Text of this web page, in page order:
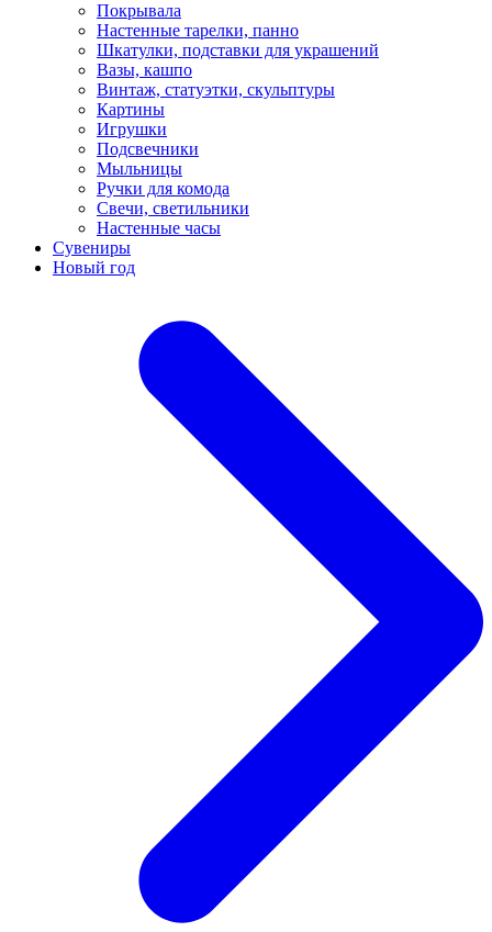
Покрывала
Настенные тарелки, панно
Шкатулки, подставки для украшений
Вазы, кашпо
Винтаж, статуэтки, скульптуры
Картины
Игрушки
Подсвечники
Мыльницы
Ручки для комода
Свечи, светильники
Настенные часы
Сувениры
Новый год